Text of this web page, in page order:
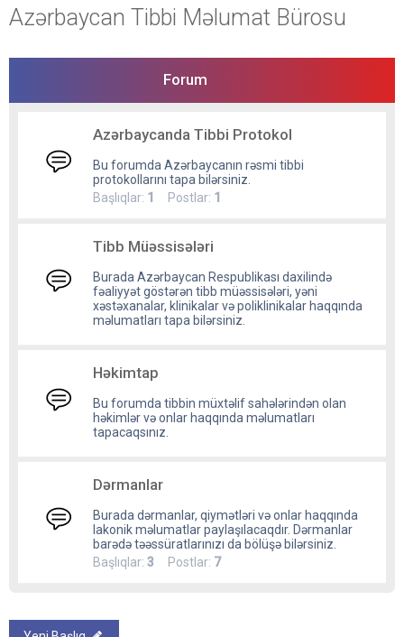
Azərbaycan Tibbi Məlumat Bürosu
Forum
Azərbaycanda Tibbi Protokol
Bu forumda Azərbaycanın rəsmi tibbi
protokollarını tapa bilərsiniz.
Başlıqlar: 1 Postlar: 1
Tibb Müəssisələri
Burada Azərbaycan Respublikası daxilində
fəaliyyət göstərən tibb müəssisələri, yəni
xəstəxanalar, klinikalar və poliklinikalar haqqında
məlumatları tapa bilərsiniz.
Həkimtap
Bu forumda tibbin müxtəlif sahələrindən olan
həkimlər və onlar haqqında məlumatları
tapacaqsınız.
Dərmanlar
Burada dərmanlar, qiymətləri və onlar haqqında
lakonik məlumatlar paylaşılacaqdır. Dərmanlar
barədə təəssüratlarınızı da bölüşə bilərsiniz.
Başlıqlar: 3 Postlar: 7